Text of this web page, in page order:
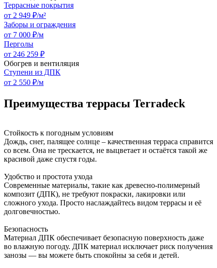
Террасные покрытия
от 2 949 ₽/м²
Заборы и ограждения
от 7 000 ₽/м
Перголы
от 246 259 ₽
Обогрев и вентиляция
Ступени из ДПК
от 2 550 ₽/м
Преимущества террасы Terradeck
Стойкость к погодным условиям
Дождь, снег, палящее солнце – качественная терраса справится
со всем. Она не трескается, не выцветает и остаётся такой же
красивой даже спустя годы.
Удобство и простота ухода
Современные материалы, такие как древесно-полимерный
композит (ДПК), не требуют покраски, лакировки или
сложного ухода. Просто наслаждайтесь видом террасы и её
долговечностью.
Безопасность
Материал ДПК обеспечивает безопасную поверхность даже
во влажную погоду. ДПК материал исключает риск получения
занозы — вы можете быть спокойны за себя и детей.